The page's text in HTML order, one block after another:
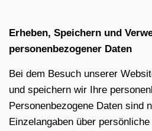
Erheben, Speichern und
personenbezogener Daten
Bei dem Besuch unserer
und speichern wir Ihre
Personenbezogene Daten sind
Einzelangaben über